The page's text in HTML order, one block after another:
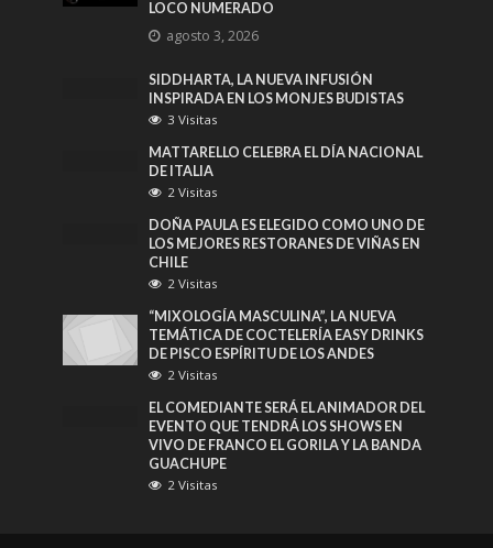
LOCO NUMERADO
agosto 3, 2026
SIDDHARTA, LA NUEVA INFUSIÓN
INSPIRADA EN LOS MONJES BUDISTAS
3 Visitas
MATTARELLO CELEBRA EL DÍA NACIONAL
DE ITALIA
2 Visitas
DOÑA PAULA ES ELEGIDO COMO UNO DE
LOS MEJORES RESTORANES DE VIÑAS EN
CHILE
2 Visitas
“MIXOLOGÍA MASCULINA”, LA NUEVA
TEMÁTICA DE COCTELERÍA EASY DRINKS
DE PISCO ESPÍRITU DE LOS ANDES
2 Visitas
EL COMEDIANTE SERÁ EL ANIMADOR DEL
EVENTO QUE TENDRÁ LOS SHOWS EN
VIVO DE FRANCO EL GORILA Y LA BANDA
GUACHUPE
2 Visitas